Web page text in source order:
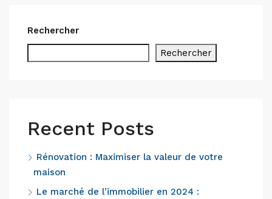
Rechercher
Rechercher
Recent Posts
Rénovation : Maximiser la valeur de votre
maison
Le marché de l’immobilier en 2024 :